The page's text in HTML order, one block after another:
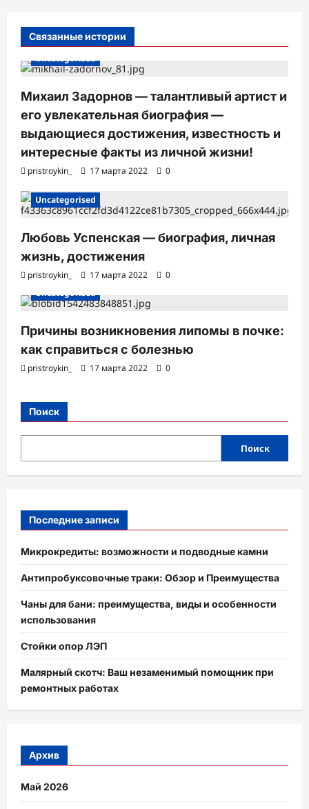
и
Связанные истории
Uncategorised
Михаил Задорнов — талантливый артист и
его увлекательная биография —
выдающиеся достижения, известность и
интересные факты из личной жизни!
pristroykin_ 17 марта 2022 0
Uncategorised
Любовь Успенская — биография, личная
жизнь, достижения
pristroykin_ 17 марта 2022
0
Uncategorised
Причины возникновения липомы в почке:
как справиться с болезнью
pristroykin_ 17 марта 2022 0
Поиск
Поиск
Последние записи
Микрокредиты: возможности и подводные камни
Антипробуксовочные траки: Обзор и Преимущества
Чаны для бани: преимущества, виды и особенности
использования
Стойки опор ЛЭП
Малярный скотч: Ваш незаменимый помощник при
ремонтных работах
Архив
Май 2026